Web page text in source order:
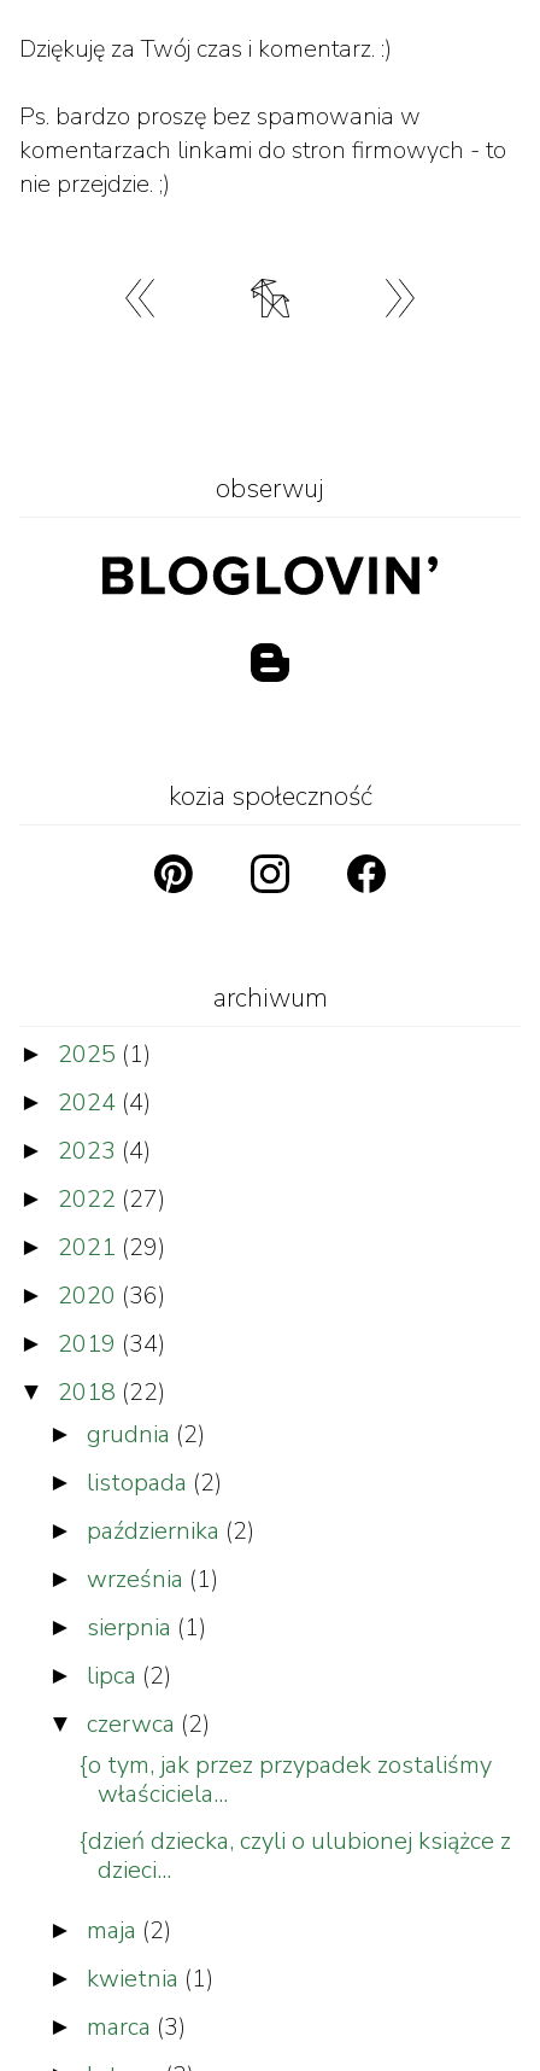
Dziękuję za Twój czas i komentarz. :)
Ps. bardzo proszę bez spamowania w
komentarzach linkami do stron firmowych - to
nie przejdzie. ;)
obserwuj
kozia społeczność
archiwum
► 2025 (1)
► 2024 (4)
► 2023 (4)
► 2022 (27)
► 2021 (29)
► 2020 (36)
► 2019 (34)
▼ 2018 (22)
► grudnia (2)
► listopada (2)
► października (2)
► września (1)
► sierpnia (1)
► lipca (2)
▼ czerwca (2)
{o tym, jak przez przypadek zostaliśmy
właściciela...
{dzień dziecka, czyli o ulubionej książce z
dzieci...
► maja (2)
► kwietnia (1)
► marca (3)